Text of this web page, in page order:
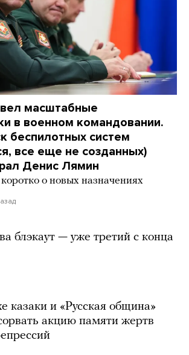
масштабные
в военном командовании.
беспилотных систем
все еще не созданных)
Денис Лямин
о новых назначениях
блэкаут — уже третий с конца
казаки и «Русская община»
акцию памяти жертв